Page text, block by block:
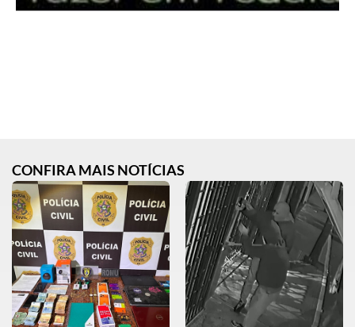
CONFIRA MAIS NOTÍCIAS